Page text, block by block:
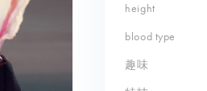
height
blood type
趣味